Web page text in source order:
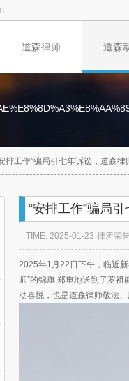
道森律师 道森
排工作”骗局引七年诉讼，道森
“安排工作”骗局
TIME: 2025-01-23 律所荣
2025年1月22日下午，临近
师”的锦旗,郑重地送到了罗
动喜悦，也是道森律师敬法